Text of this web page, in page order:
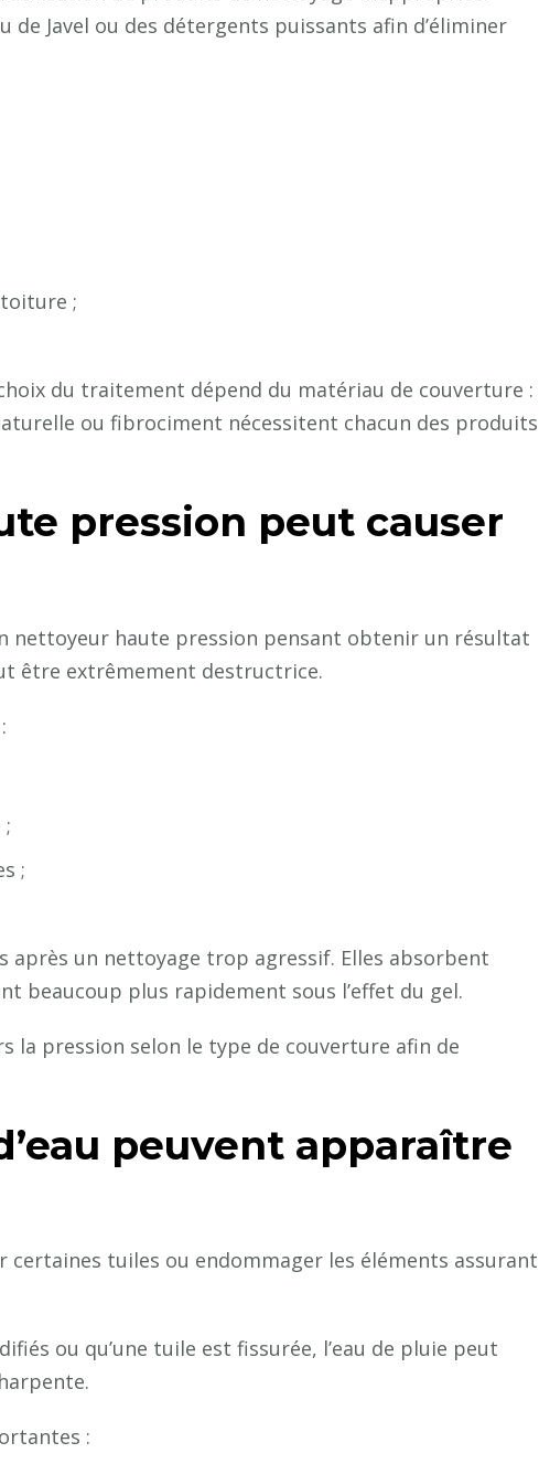
de Javel ou des détergents puissants afin d’éliminer
;
du traitement dépend du matériau de couverture :
ou fibrociment nécessitent chacun des produits
pression peut causer
nettoyeur haute pression pensant obtenir un résultat
être extrêmement destructrice.
;
après un nettoyage trop agressif. Elles absorbent
beaucoup plus rapidement sous l’effet du gel.
la pression selon le type de couverture afin de
peuvent apparaître
certaines tuiles ou endommager les éléments assurant
ou qu’une tuile est fissurée, l’eau de pluie peut
: